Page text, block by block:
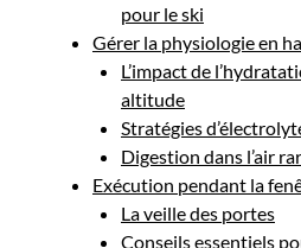
pour le ski
Gérer la physiologie en
L’impact de
altitude
Stratégies
Digestion dans l’air
Exécution pendant la
La veille des portes
Conseils essentiels